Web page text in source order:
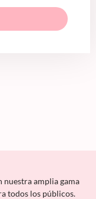
nuestra amplia gama
todos los públicos.